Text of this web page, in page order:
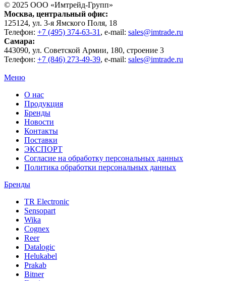
© 2025 ООО «Имтрейд-Групп»
Москва, центральный офис:
125124, ул. 3-я Ямского Поля, 18
Телефон: +7 (495) 374-63-31 , e-mail: sales@imtrade.ru
Самара:
443090, ул. Советской Армии, 180, строение 3
Телефон: +7 (846) 273-49-39, e-mail: sales@imtrade.ru
Меню
О нас
Продукция
Бренды
Новости
Контакты
Поставки
ЭКСПОРТ
Согласие на обработку персональных данных
Политика обработки персональных данных
Бренды
TR Electronic
Sensopart
Wika
Cognex
Reer
Datalogic
Helukabel
Prakab
Bitner